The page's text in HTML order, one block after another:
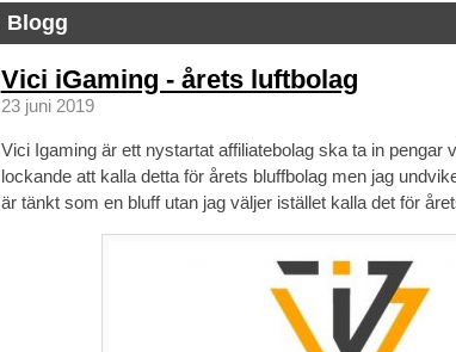
Blogg
Vici iGaming - årets luftbolag
23 juni 2019
Vici Igaming är ett nystartat affiliatebolag ska ta in pengar
lockande att kalla detta för årets bluffbolag men jag
är tänkt som en bluff utan jag väljer istället kalla det för